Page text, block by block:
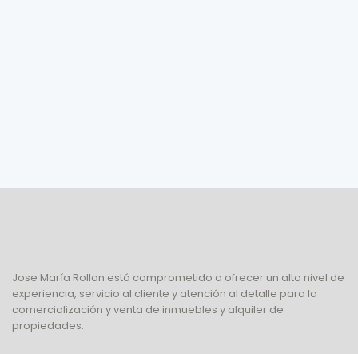
Jose María Rollon está comprometido a ofrecer un alto nivel de
experiencia, servicio al cliente y atención al detalle para la
comercialización y venta de inmuebles y alquiler de
propiedades.